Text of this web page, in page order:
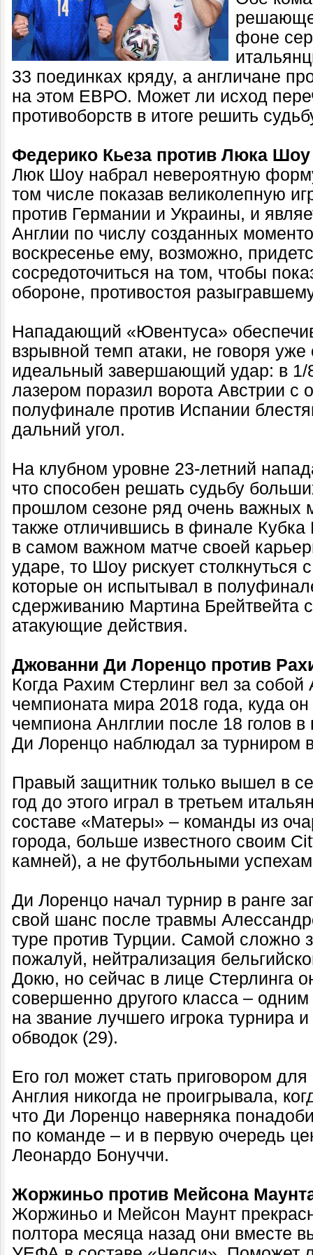
фоне
33 поединках кряду, а англичане
на этом ЕВРО. Может ли исход
противоборств в итоге решить
Федерико Кьеза против Люка Шоу
Люк Шоу набрал невероятную
том числе показав великолепную
против Германии и Украины, и
Англии по числу созданных
воскресенье ему, возможно,
сосредоточиться на том, чтобы
обороне, противостоя
Нападающий «Ювентуса»
взрывной темп атаки, не говоря
идеальный завершающий удар: в
лазером поразил ворота Австрии с
полуфинале против Испании
дальний угол.
На клубном уровне 23-летний
что способен решать судьбу
прошлом сезоне ряд очень важных
также отличившись в финале
в самом важном матче своей
ударе, то Шоу рискует столкнуться
которые он испытывал в
сдерживанию Мартина Брейтвейта
атакующие действия.
Джованни Ди Лоренцо против
Когда Рахим Стерлинг вел за
чемпионата мира 2018 года, куда
чемпиона Анлглии после 18 голов
Ди Лоренцо наблюдал за турниром
Правый защитник только вышел в
год до этого играл в третьем
составе «Матеры» – команды из
города, больше известного своим
камней), а не футбольными
Ди Лоренцо начал турнир в ранге
свой шанс после травмы
туре против Турции. Самой сложно
пожалуй, нейтрализация
Докю, но сейчас в лице Стерлинга
совершенно другого класса –
на звание лучшего игрока турнира
обводок (29).
Его гол может стать приговором
Англия никогда не проигрывала,
что Ди Лоренцо наверняка
по команде – и в первую очередь
Леонардо Бонуччи.
Жоржиньо против Мейсона
Жоржиньо и Мейсон Маунт
полтора месяца назад они вместе